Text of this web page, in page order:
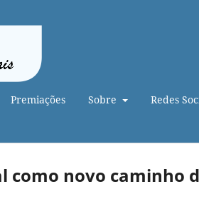
Premiações Sobre Redes
como novo caminho